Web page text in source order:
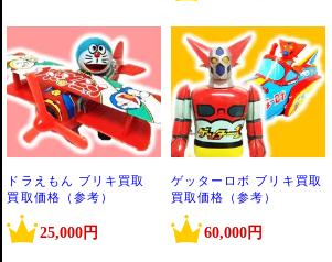
ドラえもん ブリキ買取
買取価格（参考）
25,000円
ゲッターロボ ブリキ買取
買取価格（参考）
60,000円